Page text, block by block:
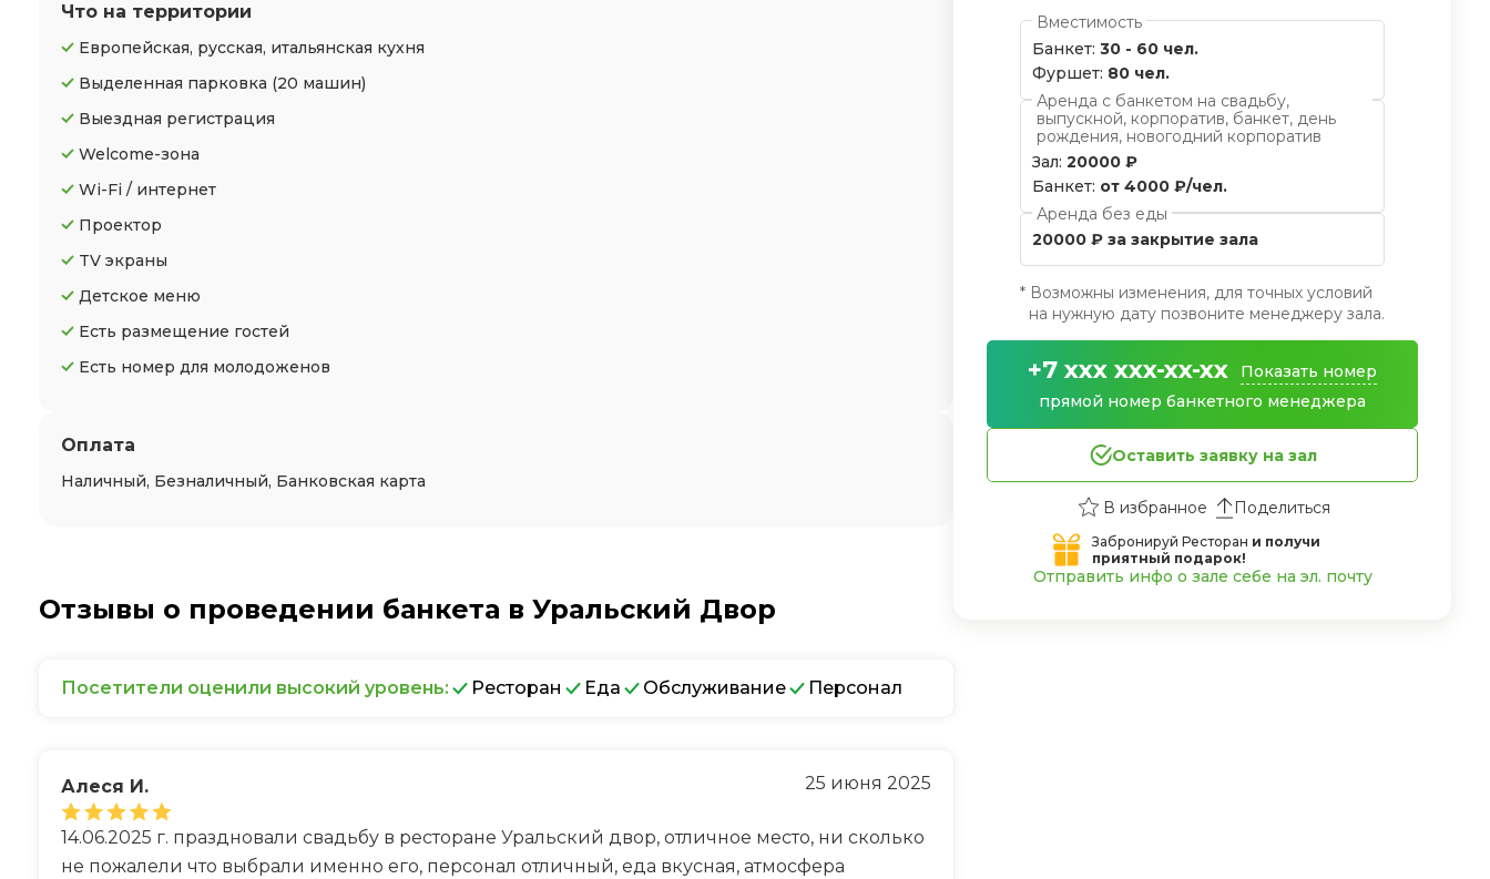
Что на территории
Европейская, русская, итальянская кухня
Выделенная парковка (20 машин)
Выездная регистрация
Welcome-зона
Wi-Fi / интернет
Проектор
TV экраны
Детское меню
Есть размещение гостей
Есть номер для молодоженов
Оплата
Наличный, Безналичный, Банковская карта
Отзывы о проведении банкета в Уральский Двор
Посетители оценили высокий уровень: Ресторан Еда Обслуживание Персонал
Алеся И. 25 июня 2025
14.06.2025 г. праздновали свадьбу в ресторане Уральский двор, отличное место, ни сколько
не пожалели что выбрали именно его, персонал отличный, еда вкусная, атмосфера
Вместимость
Банкет: 30 - 60 чел.
Фуршет: 80 чел.
Аренда с банкетом на свадьбу,
выпускной, корпоратив, банкет, день
рождения, новогодний корпоратив
Зал: 20000 ₽
Банкет: от 4000 ₽/чел.
Аренда без еды
20000 ₽ за закрытие зала
* Возможны изменения, для точных условий
на нужную дату позвоните менеджеру зала.
+7 xxx xxx-xx-xx
Показать номер
прямой номер банкетного менеджера
Оставить заявку на зал
Поделиться
Забронируй Ресторан и получи
приятный подарок!
Отправить инфо о зале себе на эл. почту